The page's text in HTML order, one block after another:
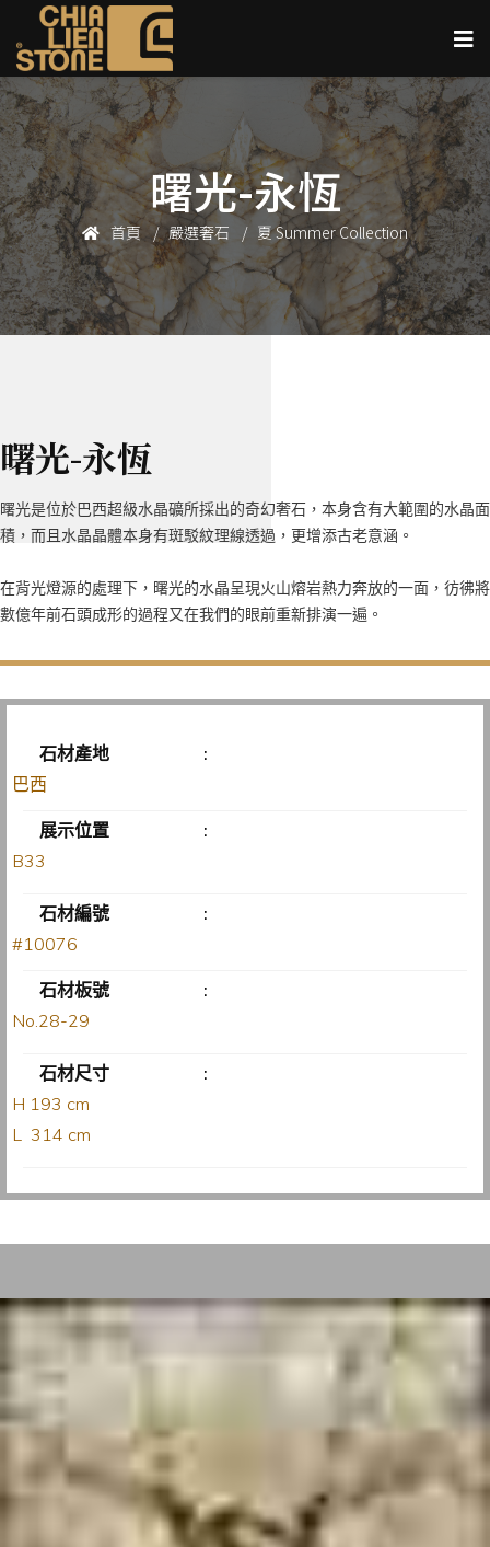
曙光-永恆
首頁 嚴選奢石 夏 Summer Collection
曙光-永恆
曙光是位於巴西超級水晶礦所採出的奇幻奢石，本身含有大範圍的水晶面
積，而且水晶晶體本身有斑駁紋理線透過，更增添古老意涵。
在背光燈源的處理下，曙光的水晶呈現火山熔岩熱力奔放的一面，彷彿將
數億年前石頭成形的過程又在我們的眼前重新排演一遍。
石材產地
:
巴西
展示位置
:
B33
石材編號
:
#10076
石材板號
:
No.28-29
石材尺寸
:
H 193 cm
L 314 cm